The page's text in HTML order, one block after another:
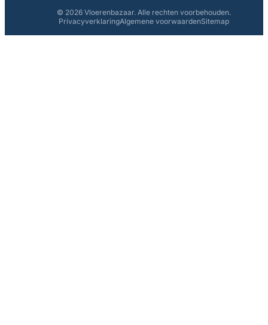
© 2026 Vloerenbazaar. Alle rechten voorbehouden.
PrivacyverklaringAlgemene voorwaardenSitemap